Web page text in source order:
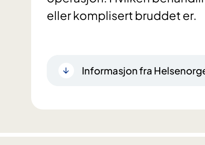
eller komplisert bruddet er.
Informasjon fra